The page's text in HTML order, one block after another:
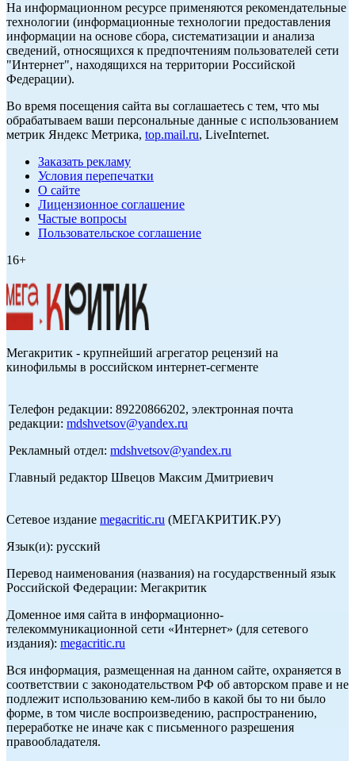
На информационном ресурсе применяются рекомендательные
технологии (информационные технологии предоставления
информации на основе сбора, систематизации и анализа
сведений, относящихся к предпочтениям пользователей сети
"Интернет", находящихся на территории Российской
Федерации).
Во время посещения сайта вы соглашаетесь с тем, что мы
обрабатываем ваши персональные данные с использованием
метрик Яндекс Метрика, top.mail.ru, LiveInternet.
Заказать рекламу
Условия перепечатки
О сайте
Лицензионное соглашение
Частые вопросы
Пользовательское соглашение
16+
Мегакритик - крупнейший агрегатор рецензий на
кинофильмы в российском интернет-сегменте
Телефон редакции: 89220866202, электронная почта
редакции: mdshvetsov@yandex.ru
Рекламный отдел: mdshvetsov@yandex.ru
Главный редактор Швецов Максим Дмитриевич
Сетевое издание megacritic.ru (МЕГАКРИТИК.РУ)
Язык(и): русский
Перевод наименования (названия) на государственный язык
Российской Федерации: Мегакритик
Доменное имя сайта в информационно-
телекоммуникационной сети «Интернет» (для сетевого
издания): megacritic.ru
Вся информация, размещенная на данном сайте, охраняется в
соответствии с законодательством РФ об авторском праве и не
подлежит использованию кем-либо в какой бы то ни было
форме, в том числе воспроизведению, распространению,
переработке не иначе как с письменного разрешения
правообладателя.